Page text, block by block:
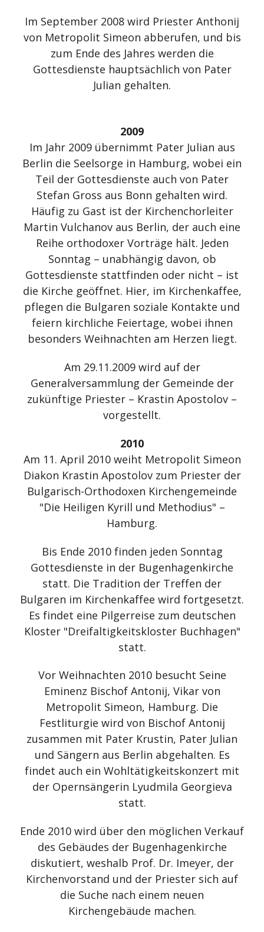
Im September 2008 wird Priester Anthonij
von Metropolit Simeon abberufen, und bis
zum Ende des Jahres werden die
Gottesdienste hauptsächlich von Pater
Julian gehalten.
2009
Im Jahr 2009 übernimmt Pater Julian aus
Berlin die Seelsorge in Hamburg, wobei ein
Teil der Gottesdienste auch von Pater
Stefan Gross aus Bonn gehalten wird.
Häufig zu Gast ist der Kirchenchorleiter
Martin Vulchanov aus Berlin, der auch eine
Reihe orthodoxer Vorträge hält. Jeden
Sonntag – unabhängig davon, ob
Gottesdienste stattfinden oder nicht – ist
die Kirche geöffnet. Hier, im Kirchenkaffee,
pflegen die Bulgaren soziale Kontakte und
feiern kirchliche Feiertage, wobei ihnen
besonders Weihnachten am Herzen liegt.
Am 29.11.2009 wird auf der
Generalversammlung der Gemeinde der
zukünftige Priester – Krastin Apostolov –
vorgestellt.
2010
Am 11. April 2010 weiht Metropolit Simeon
Diakon Krastin Apostolov zum Priester der
Bulgarisch-Orthodoxen Kirchengemeinde
"Die Heiligen Kyrill und Methodius" –
Hamburg.
Bis Ende 2010 finden jeden Sonntag
Gottesdienste in der Bugenhagenkirche
statt. Die Tradition der Treffen der
Bulgaren im Kirchenkaffee wird fortgesetzt.
Es findet eine Pilgerreise zum deutschen
Kloster "Dreifaltigkeitskloster Buchhagen"
statt.
Vor Weihnachten 2010 besucht Seine
Eminenz Bischof Antonij, Vikar von
Metropolit Simeon, Hamburg. Die
Festliturgie wird von Bischof Antonij
zusammen mit Pater Krustin, Pater Julian
und Sängern aus Berlin abgehalten. Es
findet auch ein Wohltätigkeitskonzert mit
der Opernsängerin Lyudmila Georgieva
statt.
Ende 2010 wird über den möglichen Verkauf
des Gebäudes der Bugenhagenkirche
diskutiert, weshalb Prof. Dr. Imeyer, der
Kirchenvorstand und der Priester sich auf
die Suche nach einem neuen
Kirchengebäude machen.